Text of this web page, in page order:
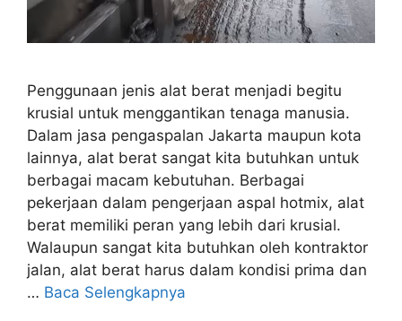
Penggunaan jenis alat berat menjadi begitu
krusial untuk menggantikan tenaga manusia.
Dalam jasa pengaspalan Jakarta maupun kota
lainnya, alat berat sangat kita butuhkan untuk
berbagai macam kebutuhan. Berbagai
pekerjaan dalam pengerjaan aspal hotmix, alat
berat memiliki peran yang lebih dari krusial.
Walaupun sangat kita butuhkan oleh kontraktor
jalan, alat berat harus dalam kondisi prima dan
… Baca Selengkapnya